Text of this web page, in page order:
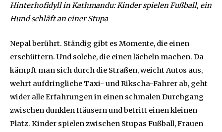
Hinterhofidyll in Kathmandu: Kinder spielen Fußball, ein
Hund schläft an einer Stupa
Nepal berührt. Ständig gibt es Momente, die einen
erschüttern. Und solche, die einen lächeln machen. Da
kämpft man sich durch die Straßen, weicht Autos aus,
wehrt aufdringliche Taxi- und Rikscha-Fahrer ab, geht
wider alle Erfahrungen in einen schmalen Durchgang
zwischen dunklen Häusern und betritt einen kleinen
Platz. Kinder spielen zwischen Stupas Fußball, Frauen